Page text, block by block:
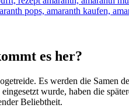
es her?
Es werden die Samen
wurde, haben die
Beliebtheit.